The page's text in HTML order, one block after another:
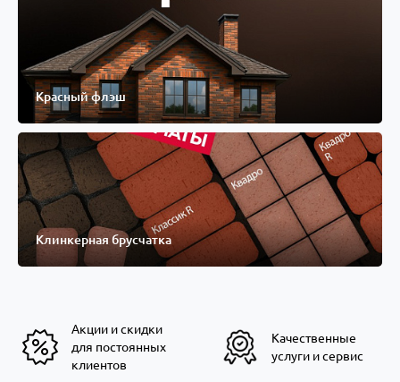
Красный флэш
Клинкерная брусчатка
Акции и скидки
для постоянных
клиентов
Качественные
услуги и сервис